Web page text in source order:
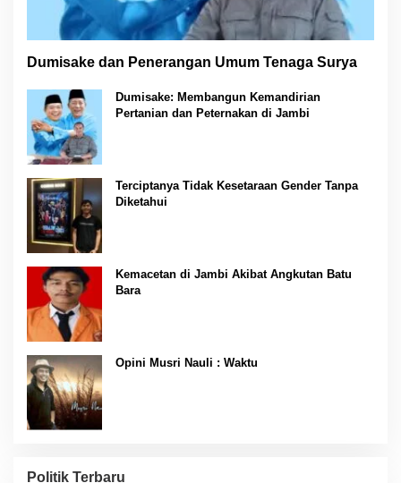
Dumisake dan Penerangan Umum Tenaga Surya
Dumisake: Membangun Kemandirian
Pertanian dan Peternakan di Jambi
Terciptanya Tidak Kesetaraan Gender Tanpa
Diketahui
Kemacetan di Jambi Akibat Angkutan Batu
Bara
Opini Musri Nauli : Waktu
Politik Terbaru